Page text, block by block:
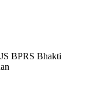
BPRS Bhakti